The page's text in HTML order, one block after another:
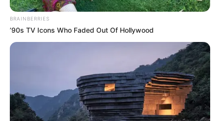
-ad3
O dorama “Beijo Explosivo”, conhecido internacionalmente como
“Dynamite Kiss”, chega à reta final ainda nesta semana.
BRAINBERRIES
’90s TV Icons Who Faded Out Of Hollywood